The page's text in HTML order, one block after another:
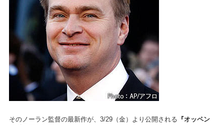
そのノーラン監督の最新作が、3/29（金）より公開される 『オッペン